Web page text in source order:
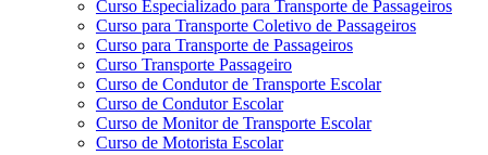
Curso Especializado para Transporte de Passageiros
Curso para Transporte Coletivo de Passageiros
Curso para Transporte de Passageiros
Curso Transporte Passageiro
Curso de Condutor de Transporte Escolar
Curso de Condutor Escolar
Curso de Monitor de Transporte Escolar
Curso de Motorista Escolar